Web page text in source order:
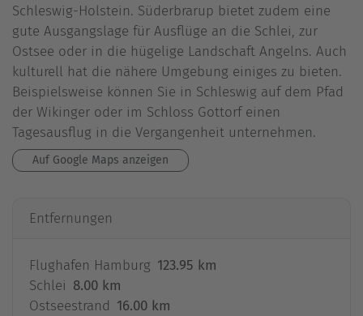
Schleswig-Holstein. Süderbrarup bietet zudem eine
gute Ausgangslage für Ausflüge an die Schlei, zur
Ostsee oder in die hügelige Landschaft Angelns. Auch
kulturell hat die nähere Umgebung einiges zu bieten.
Beispielsweise können Sie in Schleswig auf dem Pfad
der Wikinger oder im Schloss Gottorf einen
Tagesausflug in die Vergangenheit unternehmen.
Auf Google Maps anzeigen
Entfernungen
Flughafen Hamburg 123.95 km
Schlei 8.00 km
Ostseestrand 16.00 km